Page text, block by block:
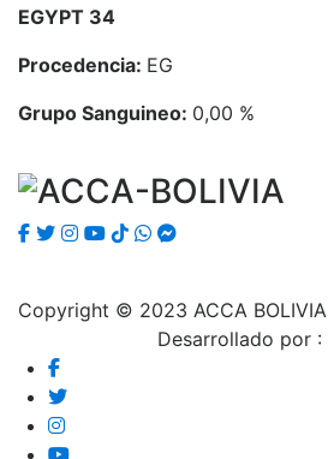
EGYPT 34
Procedencia: EG
Grupo Sanguineo: 0,00 %
Copyright © 2023 ACCA BOLIVIA
Desarrollado por :